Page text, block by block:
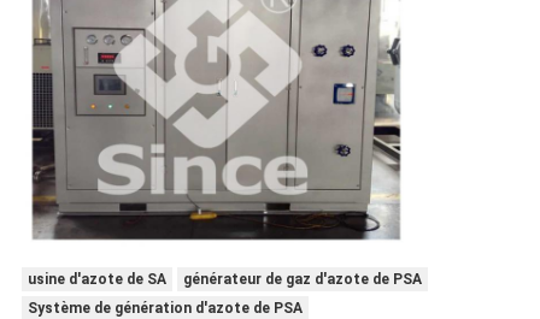
usine d'azote de SA
générateur de gaz d'azote de PSA
Système de génération d'azote de PSA